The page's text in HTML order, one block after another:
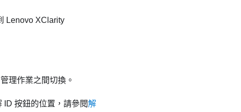
Lenovo XClarity
管理作業之間切換。
ID 按鈕的位置，請參閱解